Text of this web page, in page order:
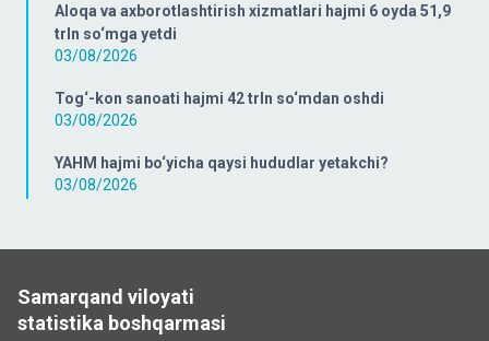
Aloqa va axborotlashtirish xizmatlari hajmi 6 oyda 51,9
trln so‘mga yetdi
03/08/2026
Tog‘-kon sanoati hajmi 42 trln so‘mdan oshdi
03/08/2026
YAHM hajmi bo‘yicha qaysi hududlar yetakchi?
03/08/2026
Samarqand viloyati
statistika boshqarmasi